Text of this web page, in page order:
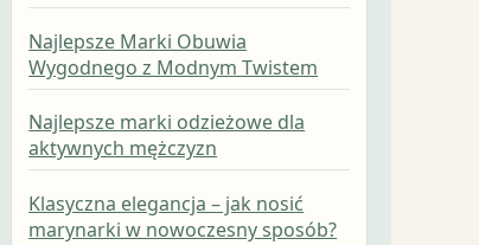
Najlepsze Marki Obuwia
Wygodnego z Modnym Twistem
Najlepsze marki odzieżowe dla
aktywnych mężczyzn
Klasyczna elegancja – jak nosić
marynarki w nowoczesny sposób?